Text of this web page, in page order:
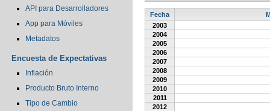
API para Desarrolladores
App para Móviles
Metadatos
Encuesta de Expectativas
Inflación
Producto Bruto Interno
Tipo de Cambio
Fecha
2003
2004
2005
2006
2007
2008
2009
2010
2011
2012